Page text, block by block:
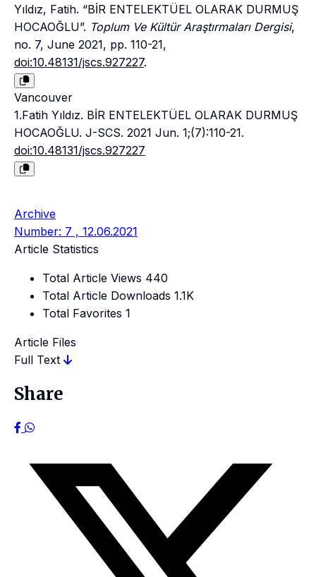
Yıldız, Fatih. “BİR ENTELEKTÜEL OLARAK DURMUŞ
HOCAOĞLU”. Toplum Ve Kültür Araştırmaları Dergisi,
no. 7, June 2021, pp. 110-21,
doi:10.48131/jscs.927227.
Vancouver
1.Fatih Yıldız. BİR ENTELEKTÜEL OLARAK DURMUŞ
HOCAOĞLU. J-SCS. 2021 Jun. 1;(7):110-21.
doi:10.48131/jscs.927227
Archive
Number: 7 , 12.06.2021
Article Statistics
Total Article Views 440
Total Article Downloads 1.1K
Total Favorites 1
Article Files
Full Text
Share